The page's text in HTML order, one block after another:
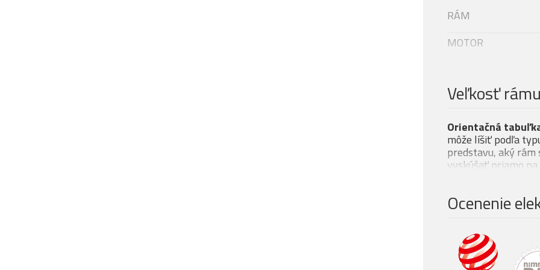
RÁM
MOTOR
BATÉRIE
NABÍJAČKA
VIDLICE
RADENIE
KAZETOVÝ
PASTOREK (ZADNÝ)
REŤAZ
PREVODNÍK
Veľkosť rámu
Orientačná
môže líšiť podľa
predstavu, aký rám
vyskúšať priamo
Ocenenie